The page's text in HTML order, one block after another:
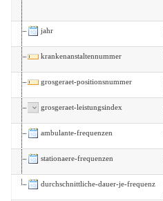
jahr
krankenanstaltennummer
grosgeraet-positionsnummer
grosgeraet-leistungsindex
ambulante-frequenzen
stationaere-frequenzen
durchschnittliche-dauer-je-frequenz